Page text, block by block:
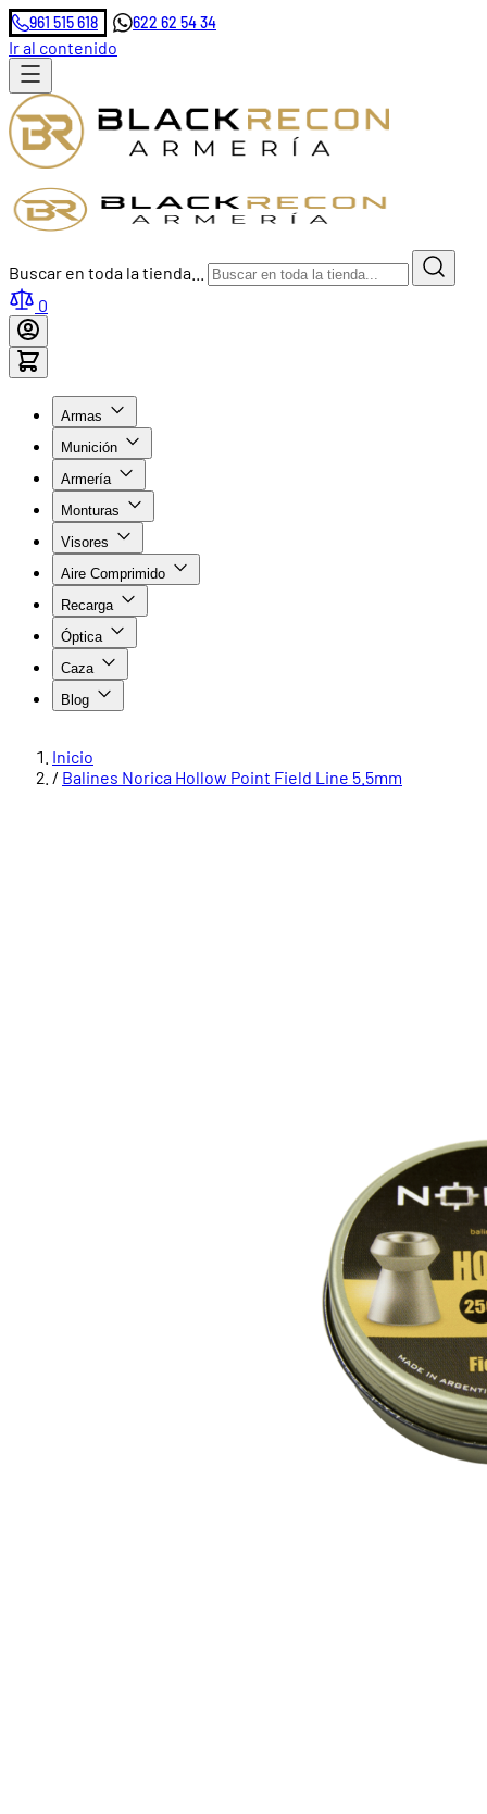
961 515 618 622 62 54 34
Ir al contenido
Buscar en toda la tienda...
0
Armas
Munición
Armería
Monturas
Visores
Aire Comprimido
Recarga
Óptica
Caza
Blog
Inicio
/ Balines Norica Hollow Point Field Line 5.5mm